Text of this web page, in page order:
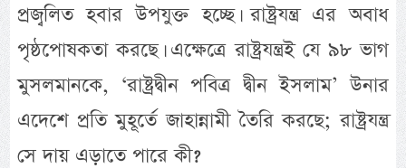
প্রজ্বলিত হবার উপযুক্ত হচ্ছে। রাষ্ট্রযন্ত্র এর অবাধ
পৃষ্ঠপোষকতা করছে। এক্ষেত্রে রাষ্ট্রযন্ত্রই যে ৯৮ ভাগ
মুসলমানকে, ‘রাষ্ট্রদ্বীন পবিত্র দ্বীন ইসলাম’ উনার
এদেশে প্রতি মুহূর্তে জাহান্নামী তৈরি করছে; রাষ্ট্রযন্ত্র
সে দায় এড়াতে পারে কী?